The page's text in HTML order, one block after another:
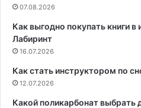
07.08.2026
Как выгодно покупать книги в
Лабиринт
16.07.2026
Как стать инструктором по
12.07.2026
Какой поликарбонат выбрать